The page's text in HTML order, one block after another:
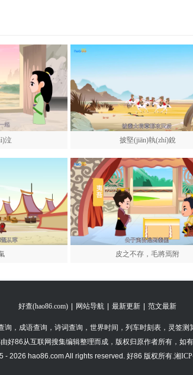
泣 披堅(jiān)執(zhí)銳
皮之不存，毛將焉附
好查(hao86.com) 网站导航 最新更新 范文最新
询 ， 成语查询 ， 诗词查询 ， 世界时间 ， 列车时刻表 ， 灵签测
好86从互联网搜集编辑整理而成，版权归原作者所有，如
- 2026 hao86.com All rights reserved. 好86 版权所有. 湘